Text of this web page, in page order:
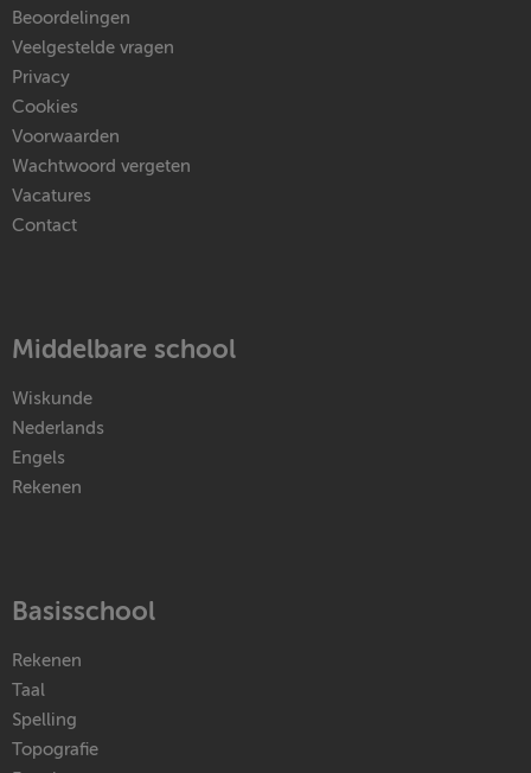
Beoordelingen
Veelgestelde vragen
Privacy
Cookies
Voorwaarden
Wachtwoord vergeten
Vacatures
Contact
Middelbare school
Wiskunde
Nederlands
Engels
Rekenen
Basisschool
Rekenen
Taal
Spelling
Topografie